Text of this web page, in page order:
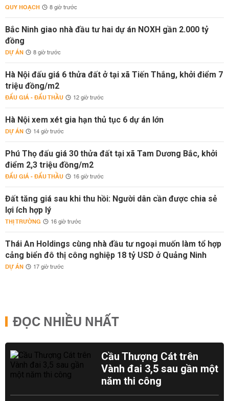
QUY HOẠCH 8 giờ trước
Bắc Ninh giao nhà đầu tư hai dự án NOXH gần 2.000 tỷ
đồng
DỰ ÁN 8 giờ trước
Hà Nội đấu giá 6 thửa đất ở tại xã Tiến Thắng, khởi điểm 7
triệu đồng/m2
ĐẤU GIÁ - ĐẤU THẦU 12 giờ trước
Hà Nội xem xét gia hạn thủ tục 6 dự án lớn
DỰ ÁN 14 giờ trước
Phú Thọ đấu giá 30 thửa đất tại xã Tam Dương Bắc, khởi
điểm 2,3 triệu đồng/m2
ĐẤU GIÁ - ĐẤU THẦU 16 giờ trước
Đất tăng giá sau khi thu hồi: Người dân cần được chia sẻ
lợi ích hợp lý
THỊ TRƯỜNG 16 giờ trước
Thái An Holdings cùng nhà đầu tư ngoại muốn làm tổ hợp
cảng biển đô thị công nghiệp 18 tỷ USD ở Quảng Ninh
DỰ ÁN 17 giờ trước
ĐỌC NHIỀU NHẤT
Cầu Thượng Cát trên
Vành đai 3,5 sau gần một
năm thi công